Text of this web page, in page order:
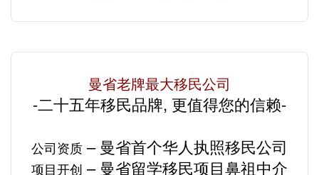
曼省老牌最大移民公司
-二十五年移民品牌, 更值得您的信赖-
公司资质 – 曼省首个华人执照移民公司
项目开创 – 曼省留学移民项目鼻祖中介